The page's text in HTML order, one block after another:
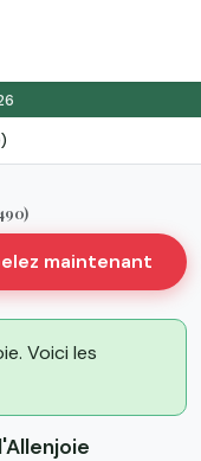
maintenant
Voici les